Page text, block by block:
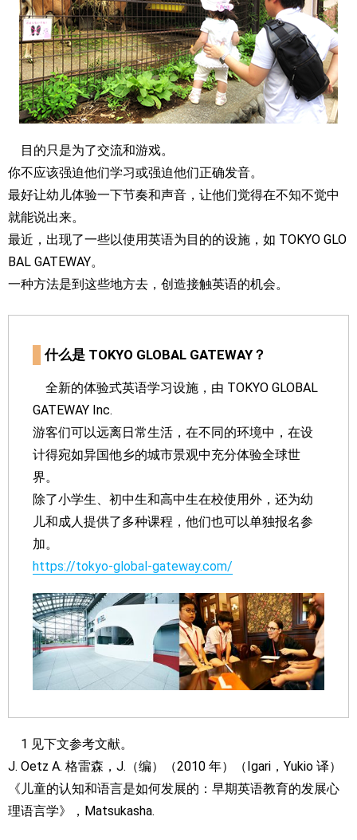
目的只是为了交流和游戏。
你不应该强迫他们学习或强迫他们正确发音。
最好让幼儿体验一下节奏和声音，让他们觉得在不知不觉中
就能说出来。
最近，出现了一些以使用英语为目的的设施，如 TOKYO GLO
BAL GATEWAY。
一种方法是到这些地方去，创造接触英语的机会。
什么是 TOKYO GLOBAL GATEWAY？
全新的体验式英语学习设施，由 TOKYO GLOBAL
GATEWAY Inc.
游客们可以远离日常生活，在不同的环境中，在设
计得宛如异国他乡的城市景观中充分体验全球世
界。
除了小学生、初中生和高中生在校使用外，还为幼
儿和成人提供了多种课程，他们也可以单独报名参
加。
https://tokyo-global-gateway.com/
1 见下文参考文献。
J. Oetz A. 格雷森，J.（编）（2010 年）（Igari，Yukio 译）
《儿童的认知和语言是如何发展的：早期英语教育的发展心
理语言学》，Matsukasha.